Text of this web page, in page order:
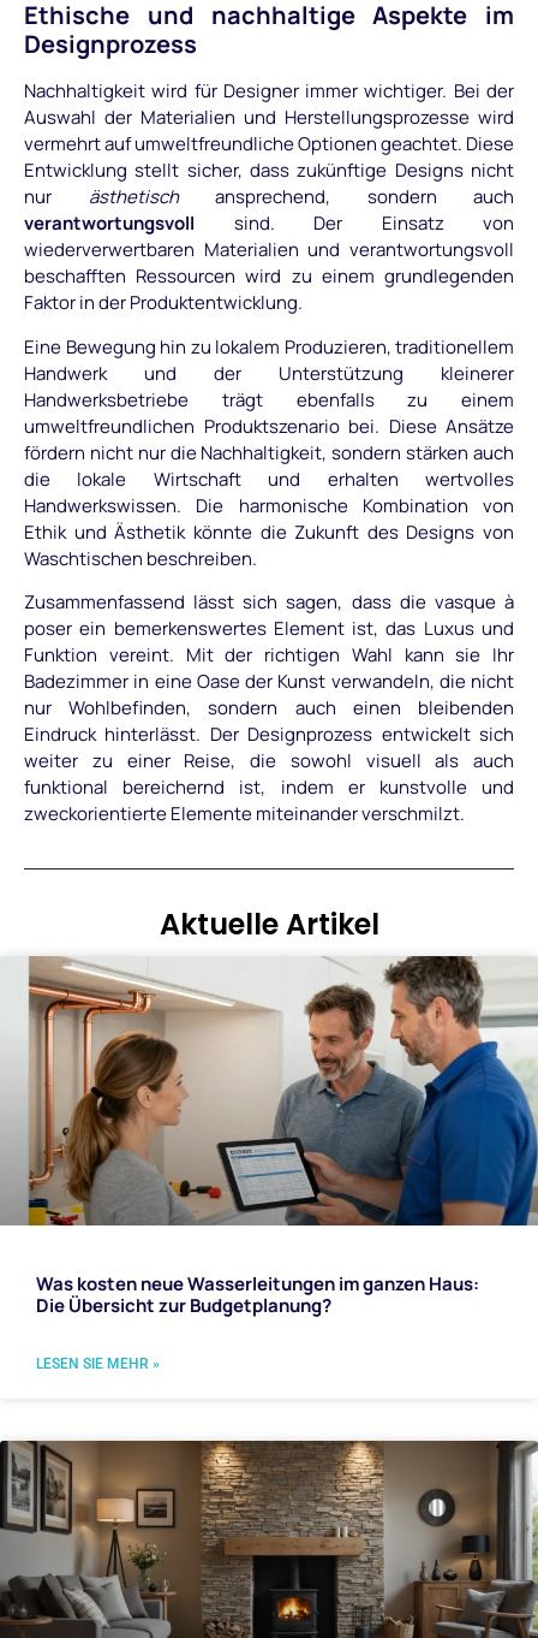
Ethische und nachhaltige Aspekte im
Designprozess
Nachhaltigkeit wird für Designer immer wichtiger. Bei der
Auswahl der Materialien und Herstellungsprozesse wird
vermehrt auf umweltfreundliche Optionen geachtet. Diese
Entwicklung stellt sicher, dass zukünftige Designs nicht
nur ästhetischansprechend, sondern auch
verantwortungsvoll sind. Der Einsatz von
wiederverwertbaren Materialien und verantwortungsvoll
beschafften Ressourcen wird zu einem grundlegenden
Faktor in der Produktentwicklung.
Eine Bewegung hin zu lokalem Produzieren, traditionellem
Handwerk und der Unterstützung kleinerer
Handwerksbetriebe trägt ebenfalls zu einem
umweltfreundlichen Produktszenario bei. Diese Ansätze
fördern nicht nur die Nachhaltigkeit, sondern stärken auch
die lokale Wirtschaft und erhalten wertvolles
Handwerkswissen. Die harmonische Kombination von
Ethik und Ästhetik könnte die Zukunft des Designs von
Waschtischen beschreiben.
Zusammenfassend lässt sich sagen, dass die vasque à
poser ein bemerkenswertes Element ist, das Luxus und
Funktion vereint. Mit der richtigen Wahl kann sie Ihr
Badezimmer in eine Oase der Kunst verwandeln, die nicht
nur Wohlbefinden, sondern auch einen bleibenden
Eindruck hinterlässt. Der Designprozess entwickelt sich
weiter zu einer Reise, die sowohl visuell als auch
funktional bereichernd ist, indem er kunstvolle und
zweckorientierte Elemente miteinander verschmilzt.
Aktuelle Artikel
Was kosten neue Wasserleitungen im ganzen Haus:
Die Übersicht zur Budgetplanung?
LESEN SIE MEHR »